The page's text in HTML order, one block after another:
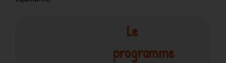
Le
programme